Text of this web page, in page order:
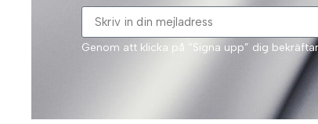
Genom att klicka på “Signa upp” dig